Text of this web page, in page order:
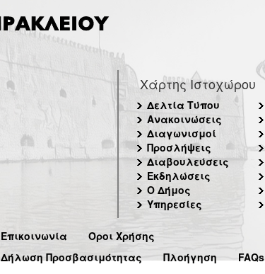
Χάρτης Ιστοχώρου
Δελτία Τύπου
Ανακοινώσεις
Διαγωνισμοί
Προσλήψεις
Διαβουλεύσεις
Εκδηλώσεις
Ο Δήμος
Υπηρεσίες
Επικοινωνία
Όροι Χρήσης
Δήλωση Προσβασιμότητας
Πλοήγηση FAQs